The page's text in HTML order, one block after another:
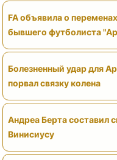
FA объявила о
бывшего футболиста
Болезненный удар для
порвал связку колена
Андреа Берта составил
Винисиусу